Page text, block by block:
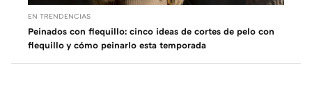
EN TRENDENCIAS
Peinados con flequillo: cinco ideas de cortes de pelo con
flequillo y cómo peinarlo esta temporada